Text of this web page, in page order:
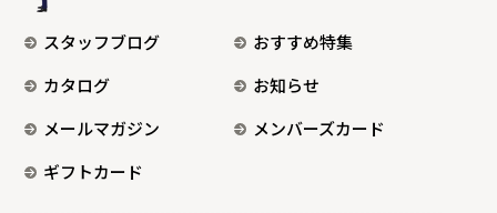
スタッフブログ
おすすめ特集
カタログ
お知らせ
メールマガジン
メンバーズカード
ギフトカード